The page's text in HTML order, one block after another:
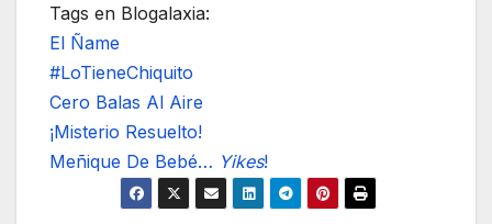
Tags en Blogalaxia:
El Ñame
#LoTieneChiquito
Cero Balas Al Aire
¡Misterio Resuelto!
Meñique De Bebé… Yikes!